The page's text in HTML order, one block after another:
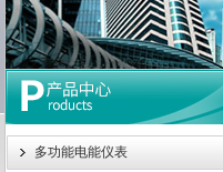
多功能电能仪表